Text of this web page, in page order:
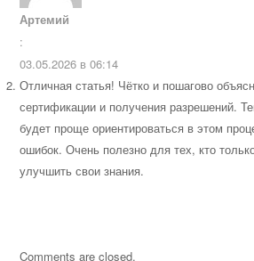
Артемий
:
03.05.2026 в 06:14
Отличная статья! Чётко и пошагово
сертификации и получения разрешений.
будет проще ориентироваться в этом
ошибок. Очень полезно для тех, кто
улучшить свои знания.
Comments are closed.